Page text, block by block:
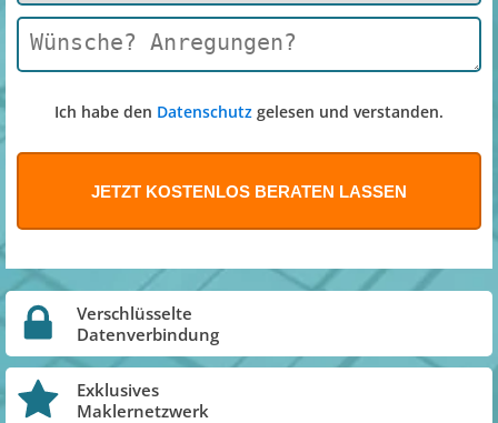
Ich habe den Datenschutz gelesen und verstanden.
Verschlüsselte
Datenverbindung
Exklusives
Maklernetzwerk